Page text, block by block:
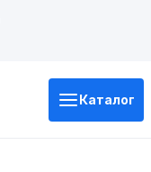
Каталог